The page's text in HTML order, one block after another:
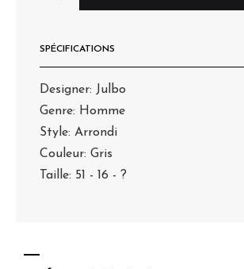
SPÉCIFICATIONS
Designer: Julbo
Genre: Homme
Style: Arrondi
Couleur: Gris
Taille: 51 - 16 - ?